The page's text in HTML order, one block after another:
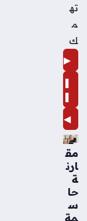
ته
م
ك
▶
❚
❚
◀
مق
ارن
ة
حا
س
مة